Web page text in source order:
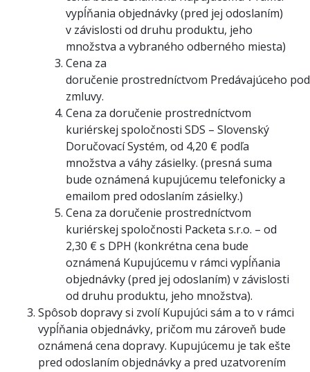
vypĺňania objednávky (pred jej odoslaním)
v závislosti od druhu produktu, jeho
množstva a vybraného odberného miesta)
Cena za
doručenie prostredníctvom Predávajúceho
zmluvy.
Cena za doručenie prostredníctvom
kuriérskej spoločnosti SDS – Slovenský
Doručovací Systém, od 4,20 € podľa
množstva a váhy zásielky. (presná suma
bude oznámená kupujúcemu telefonicky a
emailom pred odoslaním zásielky.)
Cena za doručenie prostredníctvom
kuriérskej spoločnosti Packeta s.r.o. – od
2,30 € s DPH (konkrétna cena bude
oznámená Kupujúcemu v rámci vypĺňania
objednávky (pred jej odoslaním) v závislosti
od druhu produktu, jeho množstva).
Spôsob dopravy si zvolí Kupujúci sám a to v rámci
vypĺňania objednávky, pričom mu zároveň bude
oznámená cena dopravy. Kupujúcemu je tak ešte
pred odoslaním objednávky a pred uzatvorením